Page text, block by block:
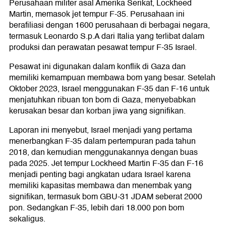
Perusahaan militer asal Amerika Serikat, Lockheed
Martin, memasok jet tempur F-35. Perusahaan ini
berafiliasi dengan 1600 perusahaan di berbagai negara,
termasuk Leonardo S.p.A dari Italia yang terlibat dalam
produksi dan perawatan pesawat tempur F-35 Israel.
Pesawat ini digunakan dalam konflik di Gaza dan
memiliki kemampuan membawa bom yang besar. Setelah
Oktober 2023, Israel menggunakan F-35 dan F-16 untuk
menjatuhkan ribuan ton bom di Gaza, menyebabkan
kerusakan besar dan korban jiwa yang signifikan.
Laporan ini menyebut, Israel menjadi yang pertama
menerbangkan F-35 dalam pertempuran pada tahun
2018, dan kemudian menggunakannya dengan buas
pada 2025. Jet tempur Lockheed Martin F-35 dan F-16
menjadi penting bagi angkatan udara Israel karena
memiliki kapasitas membawa dan menembak yang
signifikan, termasuk bom GBU-31 JDAM seberat 2000
pon. Sedangkan F-35, lebih dari 18.000 pon bom
sekaligus.